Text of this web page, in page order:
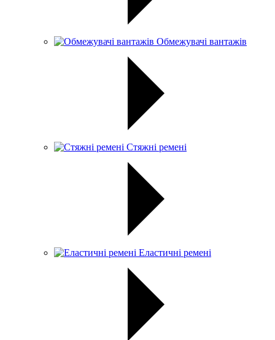
Обмежувачі вантажів
Стяжні ремені
Еластичні ремені